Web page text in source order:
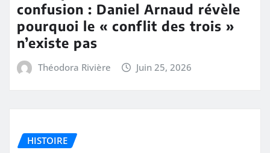
confusion : Daniel Arnaud révèle
pourquoi le « conflit des trois »
n’existe pas
Théodora Rivière Juin 25, 2026
HISTOIRE